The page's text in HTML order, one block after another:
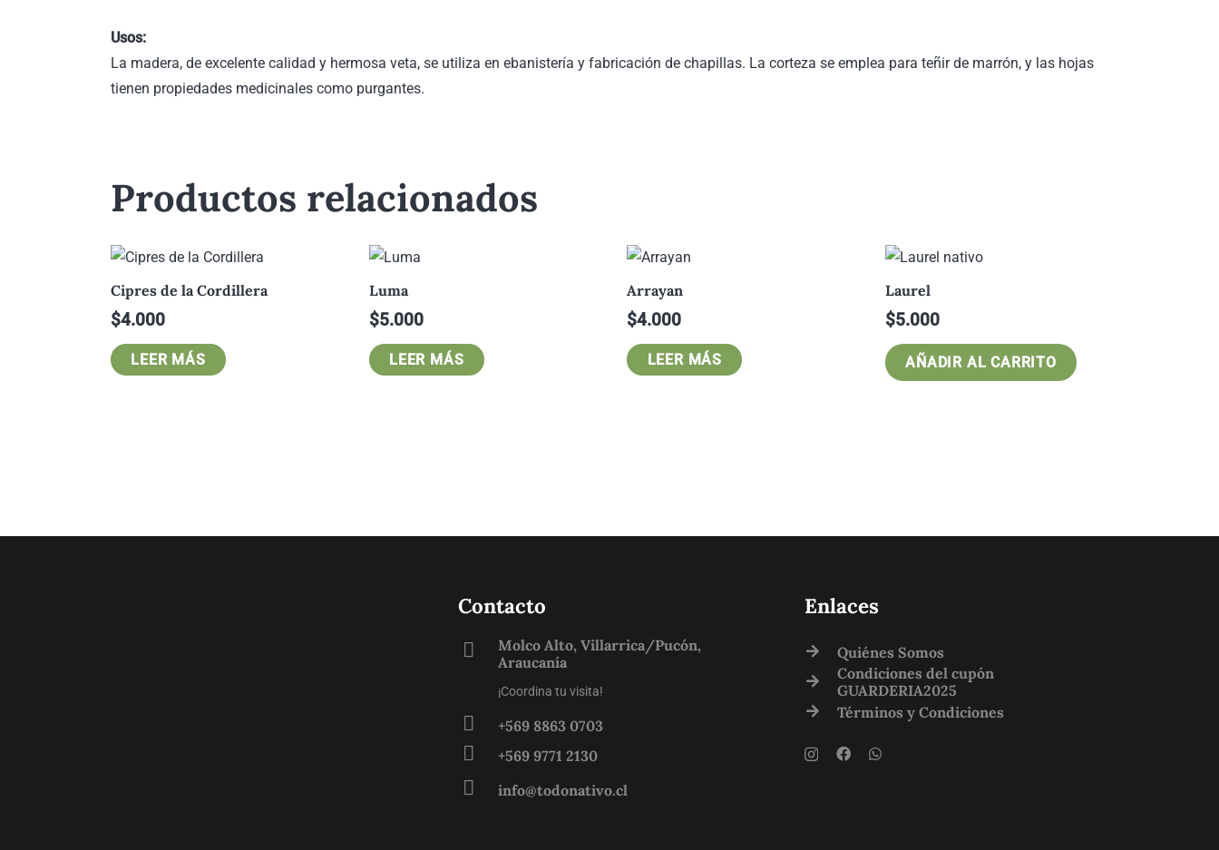
Usos:
La madera, de excelente calidad y hermosa veta, se utiliza en ebanistería y fabricación de chapillas. La corteza se emplea para teñir de marrón, y las hojas
tienen propiedades medicinales como purgantes.
Productos relacionados
Cipres de la Cordillera
$4.000
LEER MÁS
Luma
$5.000
LEER MÁS
Arrayan
$4.000
LEER MÁS
Laurel
$5.000
AÑADIR AL CARRITO
Contacto
Molco Alto, Villarrica/Pucón,
Araucanía
¡Coordina tu visita!
+569 8863 0703
+569 9771 2130
info@todonativo.cl
Enlaces
Quiénes Somos
Condiciones del cupón
GUARDERIA2025
Términos y Condiciones